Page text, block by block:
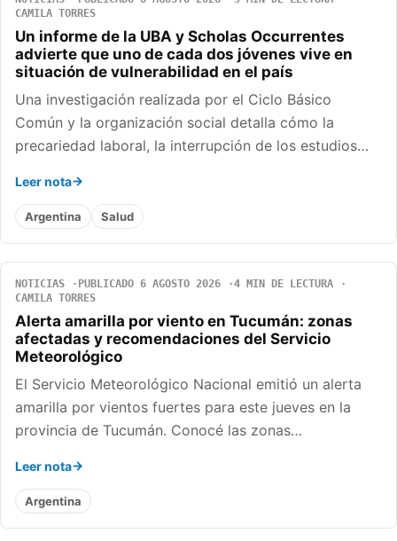
CAMILA TORRES
Un informe de la UBA y Scholas Occurrentes
advierte que uno de cada dos jóvenes vive en
situación de vulnerabilidad en el país
Una investigación realizada por el Ciclo Básico
Común y la organización social detalla cómo la
precariedad laboral, la interrupción de los estudios…
Leer nota
Argentina Salud
NOTICIAS PUBLICADO 6 AGOSTO 2026
4 MIN DE LECTURA
CAMILA TORRES
Alerta amarilla por viento en Tucumán: zonas
afectadas y recomendaciones del Servicio
Meteorológico
El Servicio Meteorológico Nacional emitió un alerta
amarilla por vientos fuertes para este jueves en la
provincia de Tucumán. Conocé las zonas…
Leer nota
Argentina